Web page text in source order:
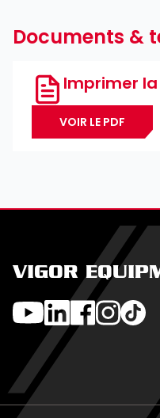
Documents &
Imprimer
VOIR LE PDF
VIGOR